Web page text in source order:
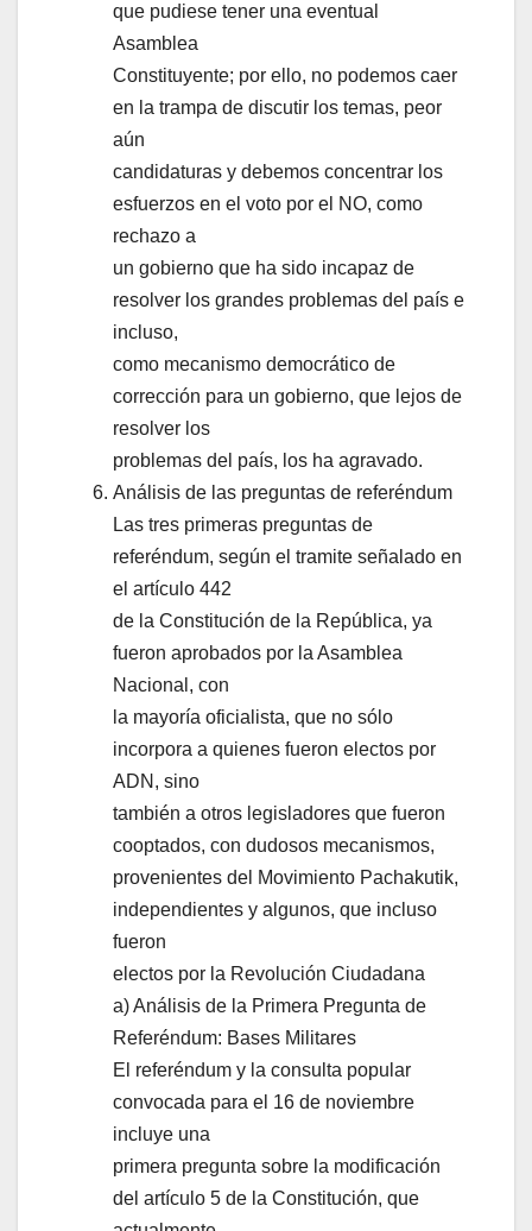
que pudiese tener una eventual
Asamblea
Constituyente; por ello, no podemos caer
en la trampa de discutir los temas, peor
aún
candidaturas y debemos concentrar los
esfuerzos en el voto por el NO, como
rechazo a
un gobierno que ha sido incapaz de
resolver los grandes problemas del país e
incluso,
como mecanismo democrático de
corrección para un gobierno, que lejos de
resolver los
problemas del país, los ha agravado.
Análisis de las preguntas de referéndum
Las tres primeras preguntas de
referéndum, según el tramite señalado en
el artículo 442
de la Constitución de la República, ya
fueron aprobados por la Asamblea
Nacional, con
la mayoría oficialista, que no sólo
incorpora a quienes fueron electos por
ADN, sino
también a otros legisladores que fueron
cooptados, con dudosos mecanismos,
provenientes del Movimiento Pachakutik,
independientes y algunos, que incluso
fueron
electos por la Revolución Ciudadana
a) Análisis de la Primera Pregunta de
Referéndum: Bases Militares
El referéndum y la consulta popular
convocada para el 16 de noviembre
incluye una
primera pregunta sobre la modificación
del artículo 5 de la Constitución, que